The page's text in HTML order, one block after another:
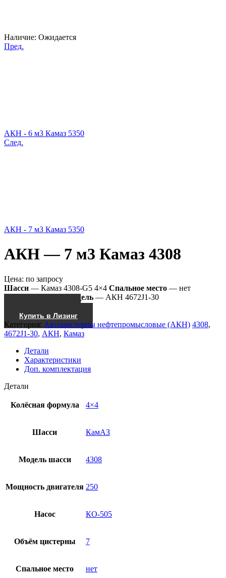
Наличие: Ожидается
Пред.
АКН - 6 м3 Камаз 5350
След.
АКН - 7 м3 Камаз 5350
АКН — 7 м3 Камаз 4308
Цена: по запросу
Шасси — Камаз 4308-G5 4×4 Спальное место — нет
Модель — АКН 4672J1-30
Купить в Лизинг
Категория: Автоцистерны нефтепромысловые (АКН) 4308,
4672J1-30, АКН, Камаз
Детали
Характеристики
Доп. комплектация
Детали
Колёсная формула 4×4
Шасси КамАЗ
Модель шасси 4308
Мощность двигателя 250
Насос КО-505
Объём цистерны 7
Спальное место нет